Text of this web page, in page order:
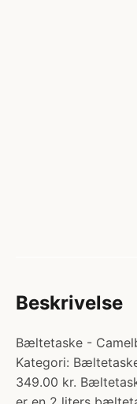
Beskrivelse
Bæltetaske -
Kategori:
349.00 kr.